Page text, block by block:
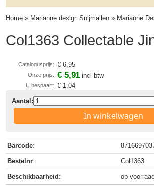
Home » Marianne design Snijmallen » Marianne
Col1363 Collectable
Catalogusprijs: € 6,95
Onze prijs: € 5,91 incl btw
U bespaart: € 1,04
Aantal:
In winkelwagen
Barcode:
Bestelnr: Col1363
Beschikbaarheid: op voorraad